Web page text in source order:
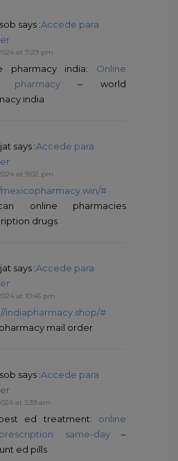
says :Accede para
at 7:29 pm
pharmacy india: Online
pharmacy– world
india
says :Accede para
at 9:02 pm
#
online pharmacies
drugs
says :Accede para
at 10:45 pm
indiapharmacy.shop/#
mail order
says :Accede para
at 3:39 am
ed treatment: online
same-day–
ed pills